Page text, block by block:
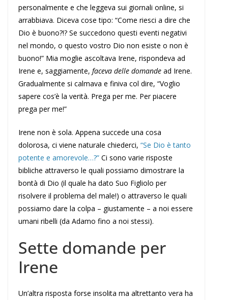
personalmente e che leggeva sui giornali online, si
arrabbiava. Diceva cose tipo: “Come riesci a dire che
Dio è buono?!? Se succedono questi eventi negativi
nel mondo, o questo vostro Dio non esiste o non è
buono!” Mia moglie ascoltava Irene, rispondeva ad
Irene e, saggiamente, faceva delle domande ad Irene.
Gradualmente si calmava e finiva col dire, “Voglio
sapere cos’è la verità. Prega per me. Per piacere
prega per me!”
Irene non è sola. Appena succede una cosa
dolorosa, ci viene naturale chiederci, “Se Dio è tanto
potente e amorevole…?” Ci sono varie risposte
bibliche attraverso le quali possiamo dimostrare la
bontà di Dio (il quale ha dato Suo Figliolo per
risolvere il problema del male!) o attraverso le quali
possiamo dare la colpa – giustamente – a noi essere
umani ribelli (da Adamo fino a noi stessi).
Sette domande per
Irene
Un’altra risposta forse insolita ma altrettanto vera ha